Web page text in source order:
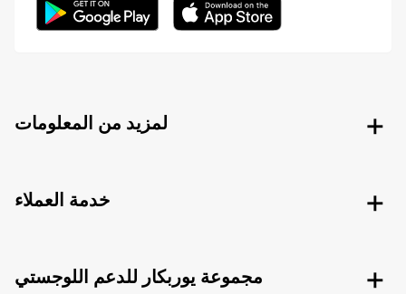
لمزيد من المعلومات
خدمة العملاء
مجموعة يوربكار للدعم اللوجستي